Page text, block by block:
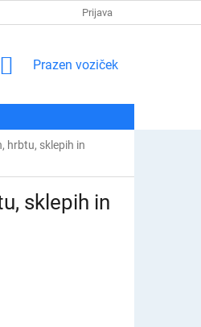
REKLAMACIJE IN VRAČILA
Prijava
NAKUPOVALNI
Prazen voziček
hrbtu, sklepih in
sklepih in